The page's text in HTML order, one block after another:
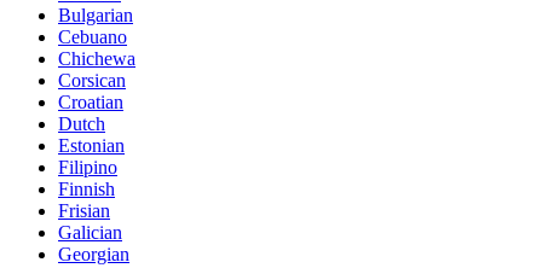
Bulgarian
Cebuano
Chichewa
Corsican
Croatian
Dutch
Estonian
Filipino
Finnish
Frisian
Galician
Georgian